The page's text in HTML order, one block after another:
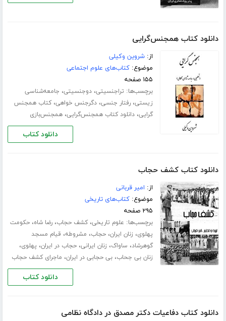
دانلود کتاب همجنس‌گرایی
از:شروین وکیلی
موضوع:کتاب‌های علوم اجتماعی
۱۵۵ صفحه
برچسب‌ها: تراجنسیتی،دوجنسیتی، جامعه‌شناسی
زیستی،رفتار جنسی،دگرجنس خواهی،کتاب همجنس
گرایی،دانلود کتاب همجنس‌گرایی،همجنس‌بازی
دانلود کتاب
دانلود کتاب کشف حجاب
از: امیر قربانی
موضوع:کتاب‌های تاریخی
۲۹۵ صفحه
برچسب‌ها: علوم تاریخی،کشف حجاب،رضا شاه،حکومت
پهلوی، زنان ایران،حجاب، مشروطه، قیام مسجد
گوهرشاد، ساواک، زنان ایرانی،حجاب در ایران، پهلوی،
زنان بی جحاب،بی حجابی در ایران، ماجرای کشف حجاب
دانلود کتاب
دانلود کتاب دفاعیات دکتر مصدق در دادگاه نظامی